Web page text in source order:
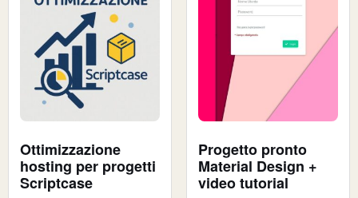
Ottimizzazione
hosting per progetti
Scriptcase
Progetto pronto
Material Design +
video tutorial